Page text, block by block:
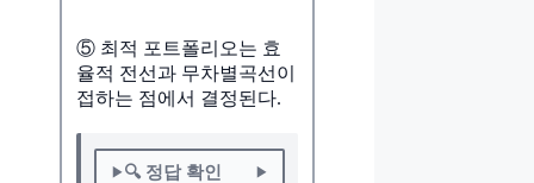
⑤ 최적 포트폴리오는 효
율적 전선과 무차별곡선이
접하는 점에서 결정된다.
🔍 정답 확인